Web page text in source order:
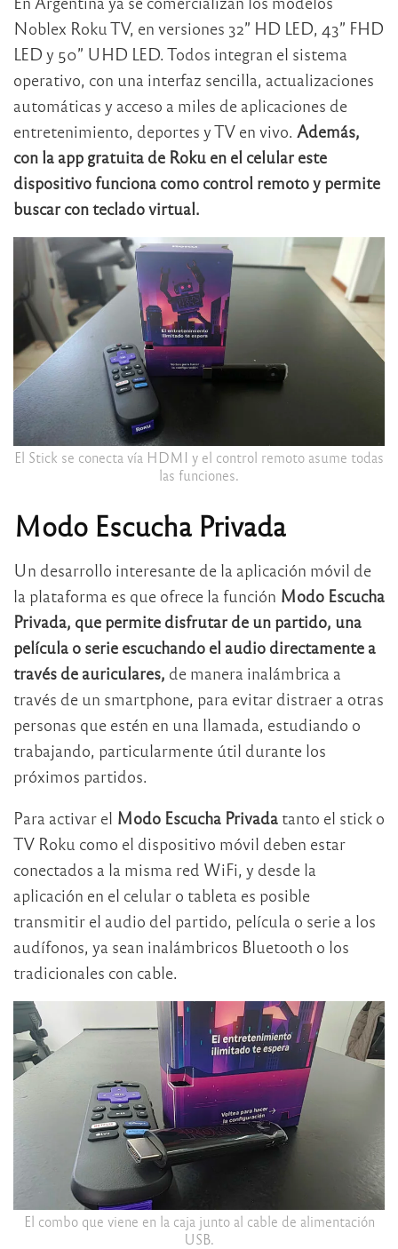
Noblex Roku TV, en versiones 32” HD LED, 43” FHD
LED y 50” UHD LED. Todos integran el sistema
operativo, con una interfaz sencilla, actualizaciones
automáticas y acceso a miles de aplicaciones de
entretenimiento, deportes y TV en vivo. Además,
con la app gratuita de Roku en el celular este
dispositivo funciona como control remoto y permite
buscar con teclado virtual.
El Stick se conecta vía HDMI y el control remoto asume todas
las funciones.
Modo Escucha Privada
Un desarrollo interesante de la aplicación móvil de
la plataforma es que ofrece la función Modo Escucha
Privada, que permite disfrutar de un partido, una
película o serie escuchando el audio directamente a
través de auriculares, de manera inalámbrica a
través de un smartphone, para evitar distraer a otras
personas que estén en una llamada, estudiando o
trabajando, particularmente útil durante los
próximos partidos.
Para activar el Modo Escucha Privada tanto el stick o
TV Roku como el dispositivo móvil deben estar
conectados a la misma red WiFi, y desde la
aplicación en el celular o tableta es posible
transmitir el audio del partido, película o serie a los
audífonos, ya sean inalámbricos Bluetooth o los
tradicionales con cable.
El combo que viene en la caja junto al cable de alimentación
USB.